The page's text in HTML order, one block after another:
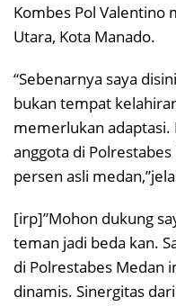
Kombes Pol Valentino
Utara, Kota Manado.
“Sebenarnya saya
bukan tempat
memerlukan adaptasi.
anggota di
persen asli
[irp]”Mohon dukung
teman jadi beda kan.
di Polrestabes Medan
dinamis. Sinergitas